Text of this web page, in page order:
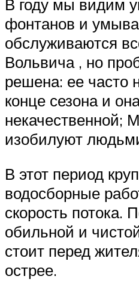
В году мы видим
фонтанов и
обслуживаются
Вольвича , но
решена: ее часто
конце сезона и
некачественной;
изобилуют
В этот период
водосборные
скорость потока.
обильной и
стоит перед
острее.